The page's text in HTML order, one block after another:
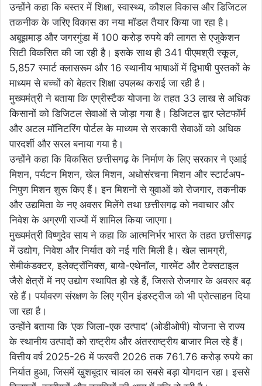
उन्होंने कहा कि बस्तर में शिक्षा, स्वास्थ्य, कौशल विकास और डिजिटल
तकनीक के जरिए विकास का नया मॉडल तैयार किया जा रहा है।
अबूझमाड़ और जगरगुंडा में 100 करोड़ रुपये की लागत से एजुकेशन
सिटी विकसित की जा रही है। इसके साथ ही 341 पीएमश्री स्कूल,
5,857 स्मार्ट क्लासरूम और 16 स्थानीय भाषाओं में द्विभाषी पुस्तकों के
माध्यम से बच्चों को बेहतर शिक्षा उपलब्ध कराई जा रही है।
मुख्यमंत्री ने बताया कि एग्रीस्टैक योजना के तहत 33 लाख से अधिक
किसानों को डिजिटल सेवाओं से जोड़ा गया है। डिजिटल द्वार प्लेटफॉर्म
और अटल मॉनिटरिंग पोर्टल के माध्यम से सरकारी सेवाओं को अधिक
पारदर्शी और सरल बनाया गया है।
उन्होंने कहा कि विकसित छत्तीसगढ़ के निर्माण के लिए सरकार ने एआई
मिशन, पर्यटन मिशन, खेल मिशन, अधोसंरचना मिशन और स्टार्टअप-
निपुण मिशन शुरू किए हैं। इन मिशनों से युवाओं को रोजगार, तकनीक
और उद्यमिता के नए अवसर मिलेंगे तथा छत्तीसगढ़ को नवाचार और
निवेश के अग्रणी राज्यों में शामिल किया जाएगा।
मुख्यमंत्री विष्णुदेव साय ने कहा कि आत्मनिर्भर भारत के तहत छत्तीसगढ़
में उद्योग, निवेश और निर्यात को नई गति मिली है। खेल सामग्री,
सेमीकंडक्टर, इलेक्ट्रॉनिक्स, बायो-एथेनॉल, गारमेंट और टेक्सटाइल
जैसे क्षेत्रों में नए उद्योग स्थापित हो रहे हैं, जिससे रोजगार के अवसर बढ़
रहे हैं। पर्यावरण संरक्षण के लिए ग्रीन इंडस्ट्रीज को भी प्रोत्साहन दिया
जा रहा है।
उन्होंने बताया कि ‘एक जिला-एक उत्पाद’ (ओडीओपी) योजना से राज्य
के स्थानीय उत्पादों को राष्ट्रीय और अंतरराष्ट्रीय बाजार मिल रहे हैं।
वित्तीय वर्ष 2025-26 में फरवरी 2026 तक 761.76 करोड़ रुपये का
निर्यात हुआ, जिसमें खुशबूदार चावल का सबसे बड़ा योगदान रहा। इससे